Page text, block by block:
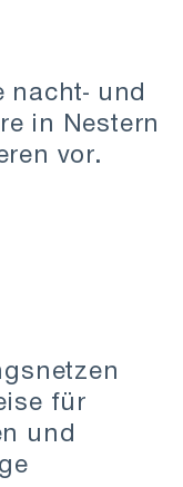
nacht- und
in Nestern
vor.
für
und